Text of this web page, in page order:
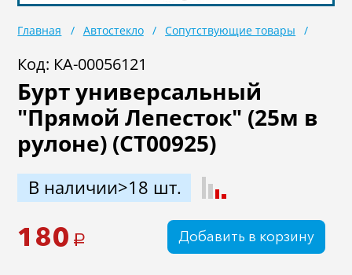
Масла
Иномарки
Крепеж колесный
Садовая техника
Инструмент
Лодки и моторы
Активный отдых
Электроинструмент
Главная Автостекло Сопутствующие товары
Код: КА-00056121
Бурт универсальный
"Прямой Лепесток" (25м в
рулоне) (CT00925)
В наличии>18 шт.
180 a Добавить в корзину